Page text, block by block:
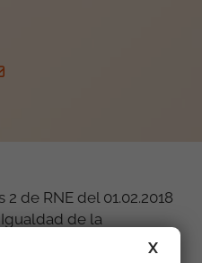
de RNE del 01.02.2018
de la
sobre delitos de
X